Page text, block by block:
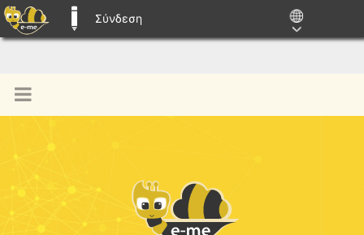
E-ME BLOGS
Σύνδεση